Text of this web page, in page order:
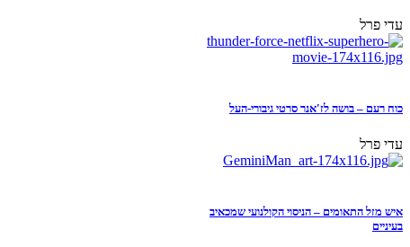
עדי פרל
כוח רעם – בושה לז'אנר סרטי גיבורי-העל
עדי פרל
איש מזל התאומים – הניסוי הקולנועי שמכאיב
בעיניים